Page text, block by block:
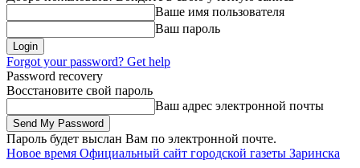
Ваше имя пользователя
Ваш пароль
Forgot your password? Get help
Password recovery
Восстановите свой пароль
Ваш адрес электронной почты
Пароль будет выслан Вам по электронной почте.
Новое время Официальный сайт городской газеты Заринска